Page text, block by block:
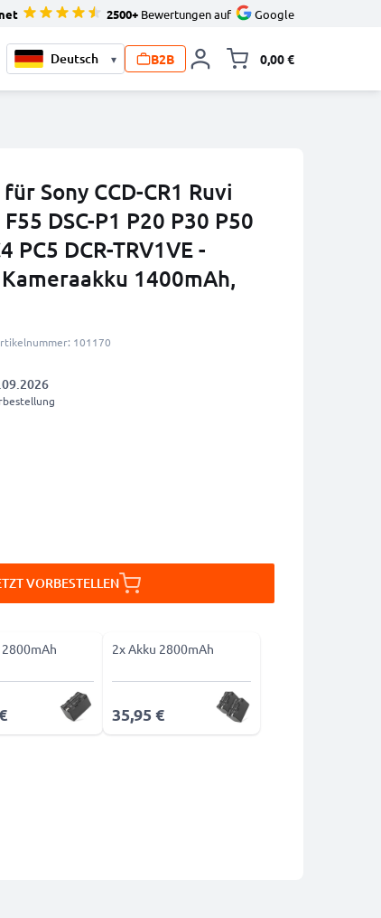
2500+ Bewertungen auf Google
▾ B2B 0,00 €
Sony CCD-CR1 Ruvi
DSC-P1 P20 P30 P50
PC5 DCR-TRV1VE -
1400mAh,
101170
VORBESTELLEN
2x Akku 2800mAh
35,95 €